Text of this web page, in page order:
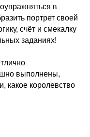
в
портрет своей
счёт и смекалку
заданиях!
выполнены,
какое королевство